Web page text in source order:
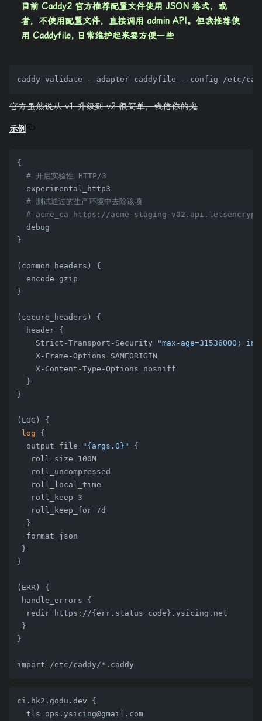
目前 Caddy2 官方推荐配置文件使用 JSON 格式，或
者，不使用配置文件，直接调用 admin API。但我推荐使
用 Caddyfile, 日常维护起来要方便一些
官方虽然说从 v1 升级到 v2 很简单，我信你的鬼
示例
{
# 开启实验性 HTTP/3
  experimental_http3
# 测试通过的生产环境中去除该项
# acme_ca https://acme-staging-
  debug
}
(common_headers) {
  encode gzip
}
(secure_headers) {
  header {
    Strict-Transport-Security
"max-age=31536000;
    X-Frame-Options SAMEORIGIN
    X-Content-Type-Options nosniff
  }
}
(LOG) {
log {
  output file
"{args.0}"
{
   roll_size 100M
   roll_uncompressed
   roll_local_time
   roll_keep 3
   roll_keep_for 7d
  }
  format json
}
}
(ERR) {
handle_errors {
  redir https://{err.status_code}.ysicing.net
}
}
ci.hk2.godu.dev {
  tls ops.ysicing@gmail.com